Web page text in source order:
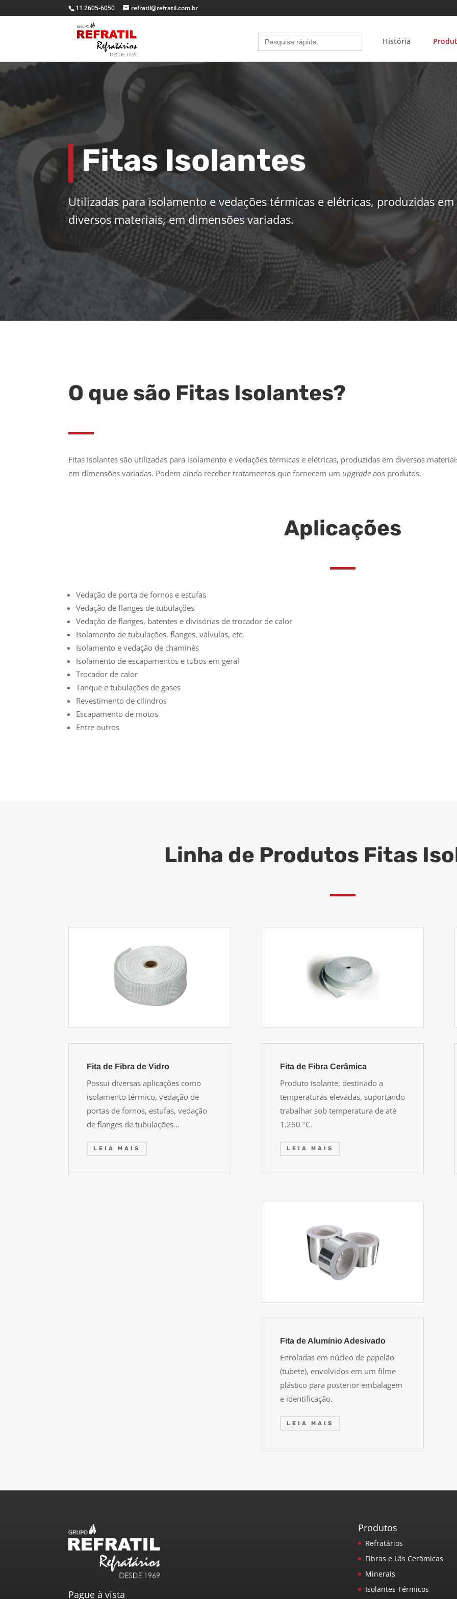
11 2605-6050 refratil@refratil.com.br
Search
for: História
Fitas Isolantes
Utilizadas para isolamento e vedações térmicas e elétricas, produzidas em
diversos materiais, em dimensões variadas.
O que são Fitas Isolantes?
Fitas Isolantes são utilizadas para isolamento e vedações térmicas e elétricas, produzidas em diversos
em dimensões variadas. Podem ainda receber tratamentos que fornecem um upgrade aos produtos.
Aplicações
Vedação de porta de fornos e estufas
Vedação de flanges de tubulações
Vedação de flanges, batentes e divisórias de trocador de calor
Isolamento de tubulações, flanges, válvulas, etc.
Isolamento e vedação de chaminés
Isolamento de escapamentos e tubos em geral
Trocador de calor
Tanque e tubulações de gases
Revestimento de cilindros
Escapamento de motos
Entre outros
Linha de Produtos Fitas
Fita de Fibra de Vidro
Possui diversas aplicações como
isolamento térmico, vedação de
portas de fornos, estufas, vedação
de flanges de tubulações…
LEIA MAIS
Fita de Fibra Cerâmica
Produto isolante, destinado a
temperaturas elevadas, suportando
trabalhar sob temperatura de até
1.260 ºC.
LEIA MAIS
Fita de Alumínio Adesivado
Enroladas em núcleo de papelão
(tubete), envolvidos em um filme
plástico para posterior embalagem
e identificação.
LEIA MAIS
Pague à vista
Produtos
Refratários
Fibras e Lãs Cerâmicas
Minerais
Isolantes Térmicos